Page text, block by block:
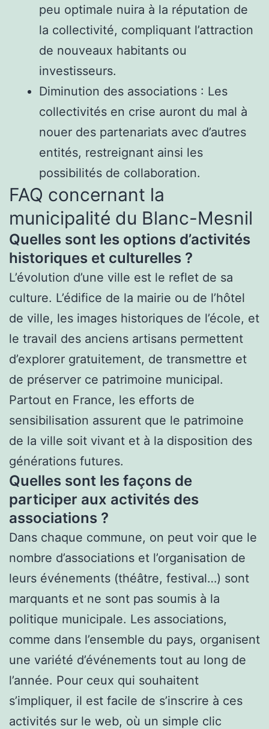
peu optimale nuira à la réputation de
la collectivité, compliquant l’attraction
de nouveaux habitants ou
investisseurs.
Diminution des associations : Les
collectivités en crise auront du mal à
nouer des partenariats avec d’autres
entités, restreignant ainsi les
possibilités de collaboration.
FAQ concernant la
municipalité du Blanc-Mesnil
Quelles sont les options d’activités
historiques et culturelles ?
L’évolution d’une ville est le reflet de sa
culture. L’édifice de la mairie ou de l’hôtel
de ville, les images historiques de l’école, et
le travail des anciens artisans permettent
d’explorer gratuitement, de transmettre et
de préserver ce patrimoine municipal.
Partout en France, les efforts de
sensibilisation assurent que le patrimoine
de la ville soit vivant et à la disposition des
générations futures.
Quelles sont les façons de
participer aux activités des
associations ?
Dans chaque commune, on peut voir que le
nombre d’associations et l’organisation de
leurs événements (théâtre, festival…) sont
marquants et ne sont pas soumis à la
politique municipale. Les associations,
comme dans l’ensemble du pays, organisent
une variété d’événements tout au long de
l’année. Pour ceux qui souhaitent
s’impliquer, il est facile de s’inscrire à ces
activités sur le web, où un simple clic